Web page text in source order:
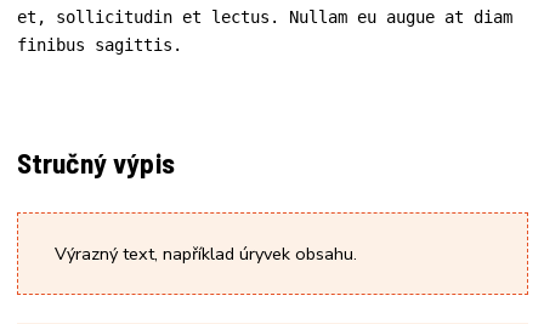
et, sollicitudin et lectus. Nullam eu augue at diam
finibus sagittis.
Stručný výpis
Výrazný text, například úryvek obsahu.